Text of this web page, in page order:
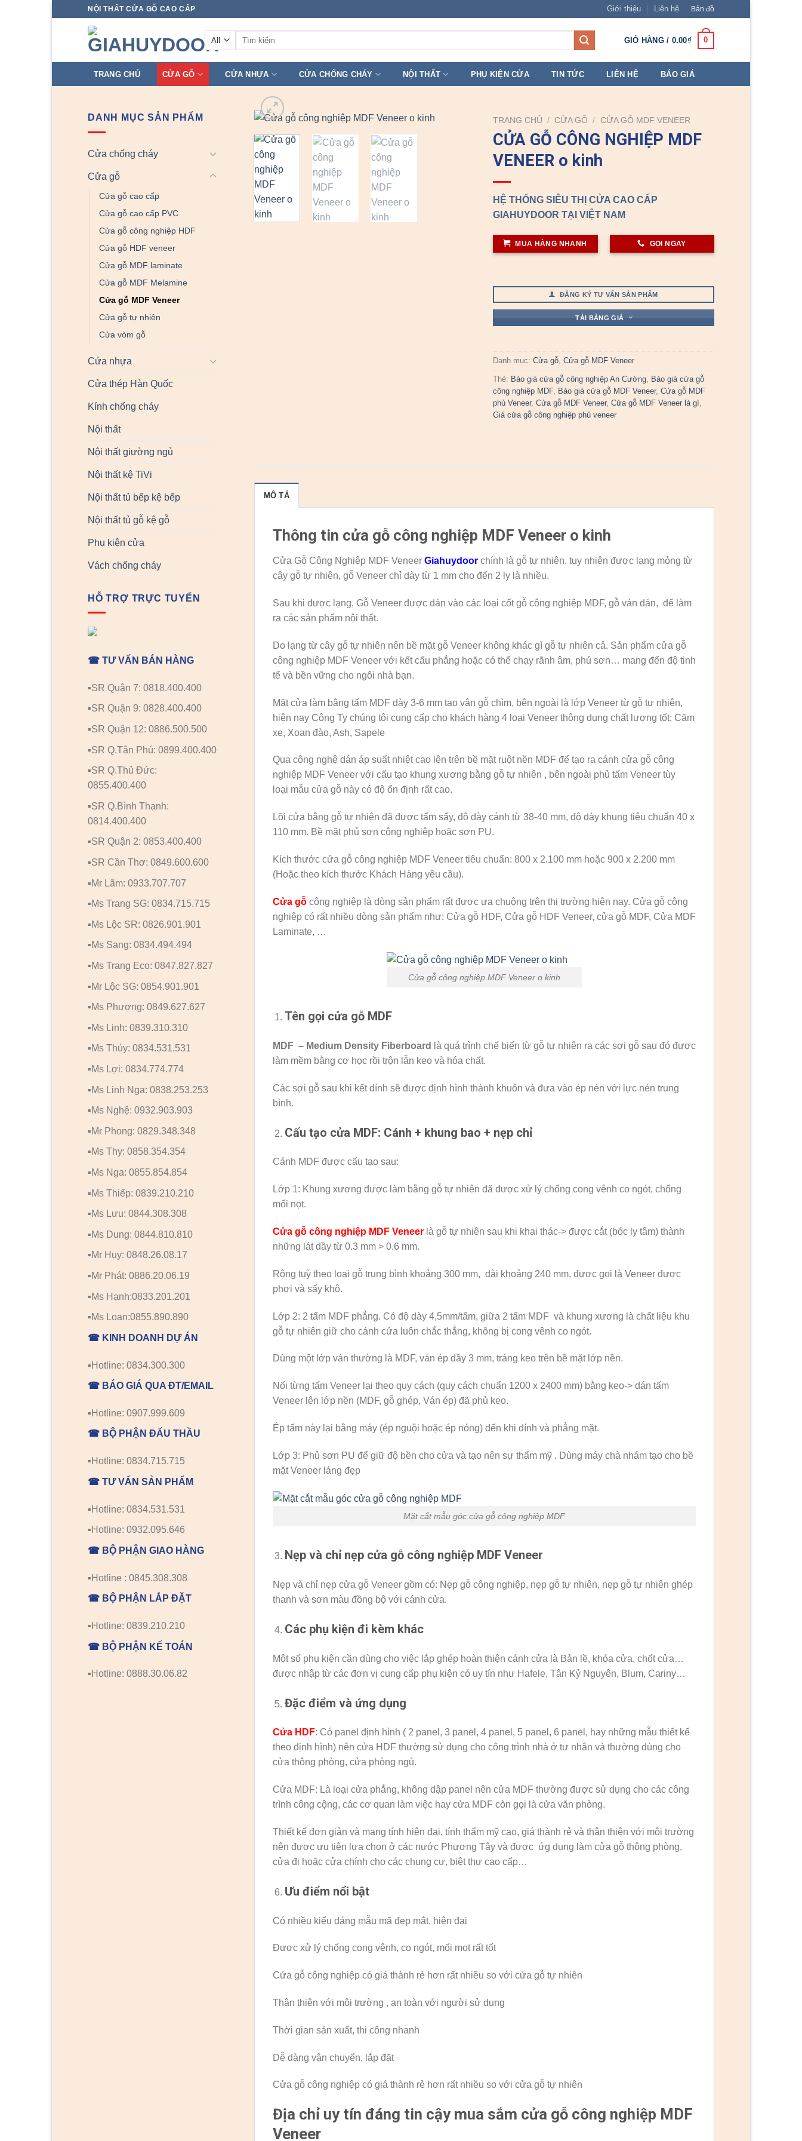
NỘI THẤT CỬA GỖ CAO CẤP Giới thiệu Liên hệ Bản đồ
Tìm
GIỎ HÀNG / 0.00₫ 0
TRANG CHỦ CỬA GỖ CỬA NHỰA CỬA CHỐNG CHÁY NỘI THẤT PHỤ KIỆN CỬA TIN TỨC LIÊN HỆ BÁO GIÁ
DANH MỤC SẢN PHẨM
Cửa chống cháy
Cửa gỗ
Cửa gỗ cao cấp
Cửa gỗ cao cấp PVC
Cửa gỗ công nghiệp HDF
Cửa gỗ HDF veneer
Cửa gỗ MDF laminate
Cửa gỗ MDF Melamine
Cửa gỗ MDF Veneer
Cửa gỗ tự nhiên
Cửa vòm gỗ
Cửa nhựa
Cửa thép Hàn Quốc
Kính chống cháy
Nội thất
Nội thất giường ngủ
Nội thất kệ TiVi
Nội thất tủ bếp kệ bếp
Nội thất tủ gỗ kệ gỗ
Phụ kiện cửa
Vách chống cháy
HỖ TRỢ TRỰC TUYẾN
☎ TƯ VẤN BÁN HÀNG
▪️SR Quận 7: 0818.400.400
▪️SR Quận 9: 0828.400.400
▪️SR Quận 12: 0886.500.500
▪️SR Q.Tân Phú: 0899.400.400
▪️SR Q.Thủ Đức:
0855.400.400
▪️SR Q.Bình Thạnh:
0814.400.400
▪️SR Quận 2: 0853.400.400
▪️SR Cần Thơ: 0849.600.600
▪️Mr Lãm: 0933.707.707
▪️Ms Trang SG: 0834.715.715
▪️Ms Lộc SR: 0826.901.901
▪️Ms Sang: 0834.494.494
▪️Ms Trang Eco: 0847.827.827
▪️Mr Lộc SG: 0854.901.901
▪️Ms Phượng: 0849.627.627
▪️Ms Linh: 0839.310.310
▪️Ms Thúy: 0834.531.531
▪️Ms Lợi: 0834.774.774
▪️Ms Linh Nga: 0838.253.253
▪️Ms Nghệ: 0932.903.903
▪️Mr Phong: 0829.348.348
▪️Ms Thy: 0858.354.354
▪️Ms Nga: 0855.854.854
▪️Ms Thiếp: 0839.210.210
▪️Ms Lưu: 0844.308.308
▪️Ms Dung: 0844.810.810
▪️Mr Huy: 0848.26.08.17
▪️Mr Phát: 0886.20.06.19
▪️Ms Hạnh:0833.201.201
▪️Ms Loan:0855.890.890
☎ KINH DOANH DỰ ÁN
▪️Hotline: 0834.300.300
☎ BÁO GIÁ QUA ĐT/EMAIL
▪️Hotline: 0907.999.609
☎ BỘ PHẬN ĐẤU THẦU
▪️Hotline: 0834.715.715
☎ TƯ VẤN SẢN PHẨM
▪️Hotline: 0834.531.531
▪️Hotline: 0932.095.646
☎ BỘ PHẬN GIAO HÀNG
▪️Hotline : 0845.308.308
☎ BỘ PHẬN LẮP ĐẶT
▪️Hotline: 0839.210.210
☎ BỘ PHẬN KẾ TOÁN
▪️Hotline: 0888.30.06.82
TRANG CHỦ / CỬA GỖ / CỬA GỖ MDF VENEER
CỬA GỖ CÔNG NGHIỆP MDF
VENEER o kinh
HỆ THỐNG SIÊU THỊ CỬA CAO CẤP
GIAHUYDOOR TẠI VIỆT NAM
MUA HÀNG NHANH GỌI NGAY
ĐĂNG KÝ TƯ VẤN SẢN PHẨM
TẢI BẢNG GIÁ
Danh mục:Cửa gỗ ,Cửa gỗ MDF Veneer
Thẻ: Báo giá cửa gỗ công nghiệp An Cường Báo giá cửa gỗ
công nghiệp MDF, Báo giá cửa gỗ MDF Veneer,Cửa gỗ MDF
phủ Veneer,Cửa gỗ MDF Veneer,Cửa gỗ MDF Veneer là gì
Giá cửa gỗ công nghiệp phủ veneer
MÔ TẢ
Thông tin cửa gỗ công nghiệp MDF Veneer o kinh
Cửa Gỗ Công Nghiệp MDF Veneer Giahuydoorchính là gỗ tự nhiên, tuy nhiên được lạng mỏng từ
cây gỗ tự nhiên, gỗ Veneer chỉ dày từ 1 mm cho đến 2 ly là nhiều.
Sau khi được lạng, Gỗ Veneer được dán vào các loại cốt gỗ công nghiệp MDF, gỗ ván dán, để làm
ra các sản phẩm nội thất.
Do lạng từ cây gỗ tự nhiên nên bề mặt gỗ Veneer không khác gì gỗ tự nhiên cả. Sản phẩm cửa gỗ
công nghiệp MDF Veneer với kết cấu phẳng hoặc có thể chạy rãnh âm, phủ sơn… mang đến độ tinh
tế và bền vững cho ngôi nhà bạn.
Mặt cửa làm bằng tấm MDF dày 3-6 mm tạo vân gỗ chìm, bên ngoài là lớp Veneer từ gỗ tự nhiên,
hiện nay Công Ty chúng tôi cung cấp cho khách hàng 4 loại Veneer thông dụng chất lượng tốt: Căm
xe, Xoan đào, Ash, Sapele
Qua công nghệ dán áp suất nhiệt cao lên trên bề mặt ruột nền MDF để tạo ra cánh cửa gỗ công
nghiệp MDF Veneer với cấu tạo khung xương bằng gỗ tự nhiên , bên ngoài phủ tấm Veneer tùy
loại mẫu cửa gỗ này có độ ổn định rất cao.
Lõi cửa bằng gỗ tự nhiên đã được tẩm sấy, độ dày cánh từ 38-40 mm, độ dày khung tiêu chuẩn 40 x
110 mm. Bề mặt phủ sơn công nghiệp hoặc sơn PU.
Kích thước cửa gỗ công nghiệp MDF Veneer tiêu chuẩn: 800 x 2.100 mm hoặc 900 x 2.200 mm
(Hoặc theo kích thước Khách Hàng yêu cầu).
Cửa gỗcông nghiệp là dòng sản phẩm rất được ưa chuộng trên thị trường hiện nay. Cửa gỗ công
nghiệp có rất nhiều dòng sản phẩm như: Cửa gỗ HDF, Cửa gỗ HDF Veneer, cửa gỗ MDF, Cửa MDF
Laminate, …
Cửa gỗ công nghiệp MDF Veneer o kinh
Tên gọi cửa gỗ MDF
MDF – Medium Density Fiberboard
là quá trình chế biến từ gỗ tự nhiên ra các sợi gỗ sau đó được
làm mềm bằng cơ học rồi trộn lẫn keo và hóa chất.
Các sợi gỗ sau khi kết dính sẽ được định hình thành khuôn và đưa vào ép nén với lực nén trung
bình.
Cấu tạo cửa MDF: Cánh + khung bao + nẹp chỉ
Cánh MDF được cấu tạo sau:
Lớp 1: Khung xương được làm bằng gỗ tự nhiên đã được xử lý chống cong vênh co ngót, chống
mối nọt.
Cửa gỗ công nghiệp MDF Veneerlà gỗ tự nhiên sau khi khai thác-> được cắt (bóc ly tâm) thành
những lát dầy từ 0.3 mm > 0.6 mm.
Rộng tuỳ theo loại gỗ trung bình khoảng 300 mm, dài khoảng 240 mm, được gọi là Veneer được
phơi và sấy khô.
Lớp 2: 2 tấm MDF phẳng. Có độ dày 4,5mm/tấm, giữa 2 tấm MDF và khung xương là chất liệu khu
gỗ tự nhiên giữ cho cánh cửa luôn chắc thẳng, không bị cong vênh co ngót.
Dùng một lớp ván thường là MDF, ván ép dầy 3 mm, tráng keo trên bề mặt lớp nền.
Nối từng tấm Veneer lại theo quy cách (quy cách chuẩn 1200 x 2400 mm) bằng keo-> dán tấm
Veneer lên lớp nền (MDF, gỗ ghép, Ván ép) đã phủ keo.
Ép tấm này lại bằng máy (ép nguội hoặc ép nóng) đến khi dính và phẳng mặt.
Lớp 3: Phủ sơn PU để giữ độ bền cho cửa và tạo nên sự thẩm mỹ . Dùng máy chà nhám tạo cho bề
mặt Veneer láng đẹp
Mặt cắt mẫu góc cửa gỗ công nghiệp MDF
Nẹp và chỉ nẹp cửa gỗ công nghiệp MDF Veneer
Nẹp và chỉ nẹp cửa gỗ Veneer gồm có: Nẹp gỗ công nghiệp, nẹp gỗ tự nhiên, nẹp gỗ tự nhiên ghép
thanh và sơn màu đồng bộ với cánh cửa.
Các phụ kiện đi kèm khác
Một số phụ kiện cần dùng cho việc lắp ghép hoàn thiện cánh cửa là Bản lề, khóa cửa, chốt cửa…
được nhập từ các đơn vị cung cấp phụ kiện có uy tín như Hafele, Tân Kỷ Nguyên, Blum, Cariny…
Đặc điểm và ứng dụng
Cửa HDF: Có panel định hình ( 2 panel, 3 panel, 4 panel, 5 panel, 6 panel, hay những mẫu thiết kế
theo định hình) nên cửa HDF thường sử dụng cho công trình nhà ở tư nhân và thường dùng cho
cửa thông phòng, cửa phòng ngủ.
Cửa MDF: Là loại cửa phẳng, không dập panel nên cửa MDF thường được sử dụng cho các công
trình công cộng, các cơ quan làm việc hay cửa MDF còn gọi là cửa văn phòng.
Thiết kế đơn giản và mang tính hiện đại, tính thẩm mỹ cao, giá thành rẻ và thân thiện với môi trường
nên được ưu tiên lựa chọn ở các nước Phương Tây và được ứg dụng làm cửa gỗ thông phòng,
cửa đi hoặc cửa chính cho các chung cư, biệt thự cao cấp…
Ưu điểm nổi bật
Có nhiều kiểu dáng mẫu mã đẹp mắt, hiện đại
Được xử lý chống cong vênh, co ngót, mối mọt rất tốt
Cửa gỗ công nghiệp có giá thành rẻ hơn rất nhiều so với cửa gỗ tự nhiên
Thân thiện với môi trường , an toàn với người sử dụng
Thời gian sản xuất, thi công nhanh
Dễ dàng vận chuyển, lắp đặt
Cửa gỗ công nghiệp có giá thành rẻ hơn rất nhiều so với cửa gỗ tự nhiên
Địa chỉ uy tín đáng tin cậy mua sắm cửa gỗ công nghiệp MDF
Veneer